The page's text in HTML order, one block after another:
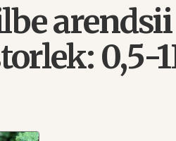
arendsii
0,5-